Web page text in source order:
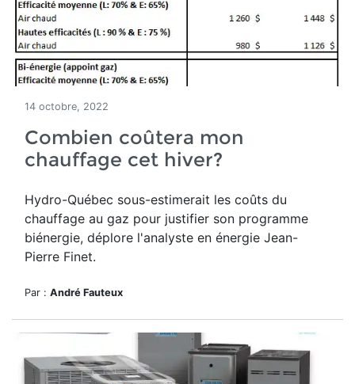
14 octobre, 2022
Combien coûtera mon
chauffage cet hiver?
Hydro-Québec sous-estimerait les coûts du
chauffage au gaz pour justifier son programme
biénergie, déplore l'analyste en énergie Jean-
Pierre Finet.
Par : André Fauteux